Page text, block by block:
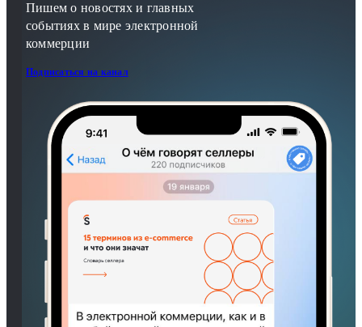
Пишем о новостях и главных
событиях в мире электронной
коммерции
Подписаться на канал